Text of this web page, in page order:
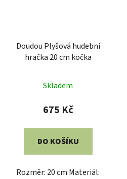
Doudou Plyšová hudební
hračka 20 cm kočka
Skladem
675 Kč
DO KOŠÍKU
Rozměr: 20 cm Materiál: